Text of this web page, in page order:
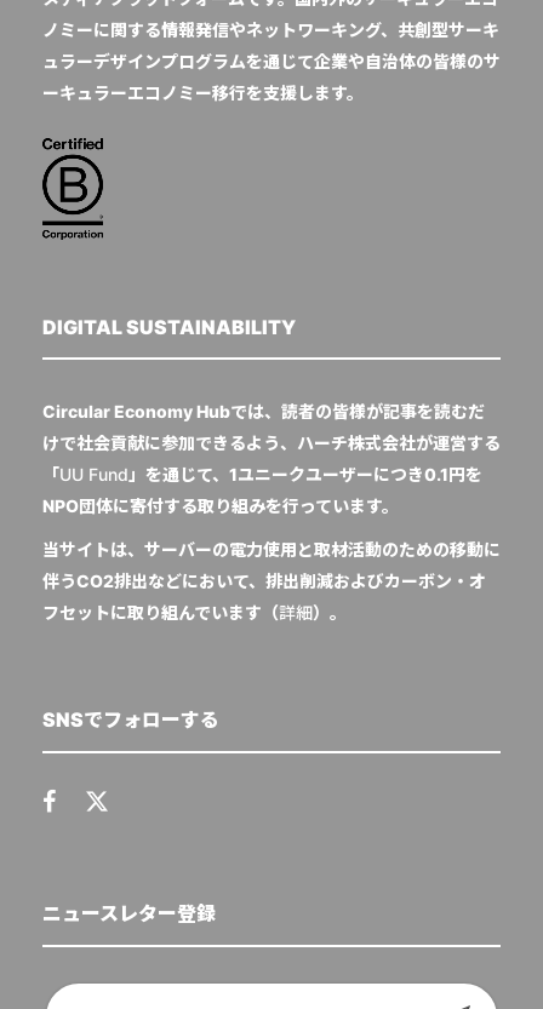
ノミーに関する情報発信やネットワーキング、共創型サーキ
ュラーデザインプログラムを通じて企業や自治体の皆様のサ
ーキュラーエコノミー移行を支援します。
DIGITAL SUSTAINABILITY
Circular Economy Hubでは、読者の皆様が記事を読むだ
けで社会貢献に参加できるよう、ハーチ株式会社が運営する
「UU Fund」を通じて、1ユニークユーザーにつき0.1円を
NPO団体に寄付する取り組みを行っています。
当サイトは、サーバーの電力使用と取材活動のための移動に
伴うCO2排出などにおいて、排出削減およびカーボン・オ
フセットに取り組んでいます（詳細）。
SNSでフォローする
ニュースレター登録